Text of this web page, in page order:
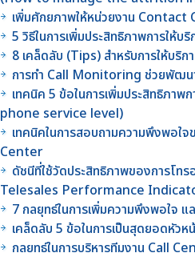
เพิ่มศักยภาพให้หน่วยงาน
5 วิธีในการเพิ่มประสิทธิภาพการให้
8 เคล็ดลับ (Tips) สำหรับการให้บริก
การทำ Call Monitoring ช่วยพัฒน
เทคนิค 5 ข้อในการเพิ่มประสิทธิภา
phone service level)
เทคนิคในการสอบถามความพึงพอใ
Center
ดัชนีที่ใช้วัดประสิทธิภาพของการโ
Telesales Performance
7 กลยุทธ์ในการเพิ่มความพึงพอใจ
เคล็ดลับ 5 ข้อในการเป็นสุดยอดหัวห
กลยุทธ์ในการบริหารทีมงาน Call